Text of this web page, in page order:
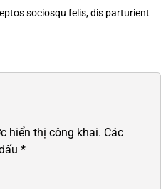
sociosqu felis, dis parturient
hiển thị công khai. Các
*